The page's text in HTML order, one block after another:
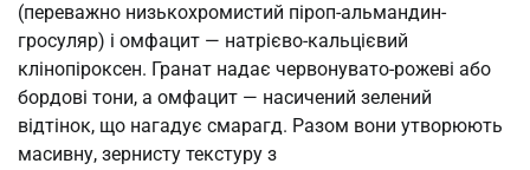
(переважно низькохромистий піроп-альмандин-
гросуляр) і омфацит — натрієво-кальцієвий
клінопіроксен. Гранат надає червонувато-рожеві або
бордові тони, а омфацит — насичений зелений
відтінок, що нагадує смарагд. Разом вони утворюють
масивну, зернисту текстуру з